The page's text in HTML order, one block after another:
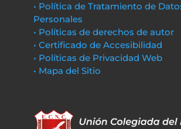
• Política de Tratamiento de
Personales
• Políticas de derechos de autor
• Certificado de Accesibilidad
• Políticas de Privacidad Web
• Mapa del Sitio